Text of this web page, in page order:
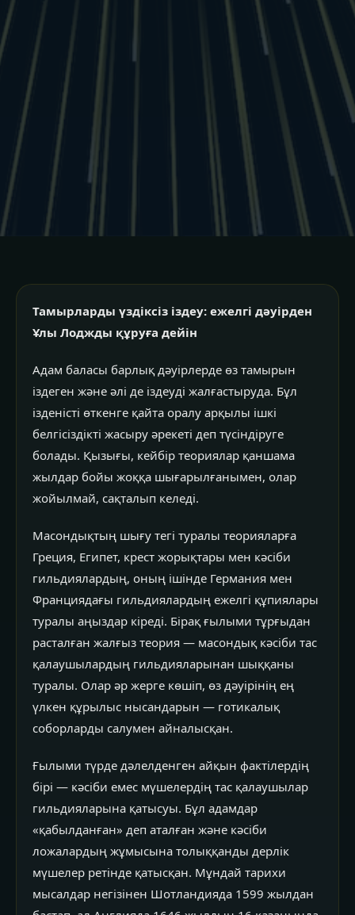
Тамырларды үздіксіз іздеу: ежелгі дәуірден
Ұлы Лоджды құруға дейін
Адам баласы барлық дәуірлерде өз тамырын
іздеген және әлі де іздеуді жалғастыруда. Бұл
ізденісті өткенге қайта оралу арқылы ішкі
белгісіздікті жасыру әрекеті деп түсіндіруге
болады. Қызығы, кейбір теориялар қаншама
жылдар бойы жоққа шығарылғанымен, олар
жойылмай, сақталып келеді.
Масондықтың шығу тегі туралы теорияларға
Греция, Египет, крест жорықтары мен кәсіби
гильдиялардың, оның ішінде Германия мен
Франциядағы гильдиялардың ежелгі құпиялары
туралы аңыздар кіреді. Бірақ ғылыми тұрғыдан
расталған жалғыз теория — масондық кәсіби тас
қалаушылардың гильдияларынан шыққаны
туралы. Олар әр жерге көшіп, өз дәуірінің ең
үлкен құрылыс нысандарын — готикалық
соборларды салумен айналысқан.
Ғылыми түрде дәлелденген айқын фактілердің
бірі — кәсіби емес мүшелердің тас қалаушылар
гильдияларына қатысуы. Бұл адамдар
«қабылданған» деп аталған және кәсіби
ложалардың жұмысына толыққанды дерлік
мүшелер ретінде қатысқан. Мұндай тарихи
мысалдар негізінен Шотландияда 1599 жылдан